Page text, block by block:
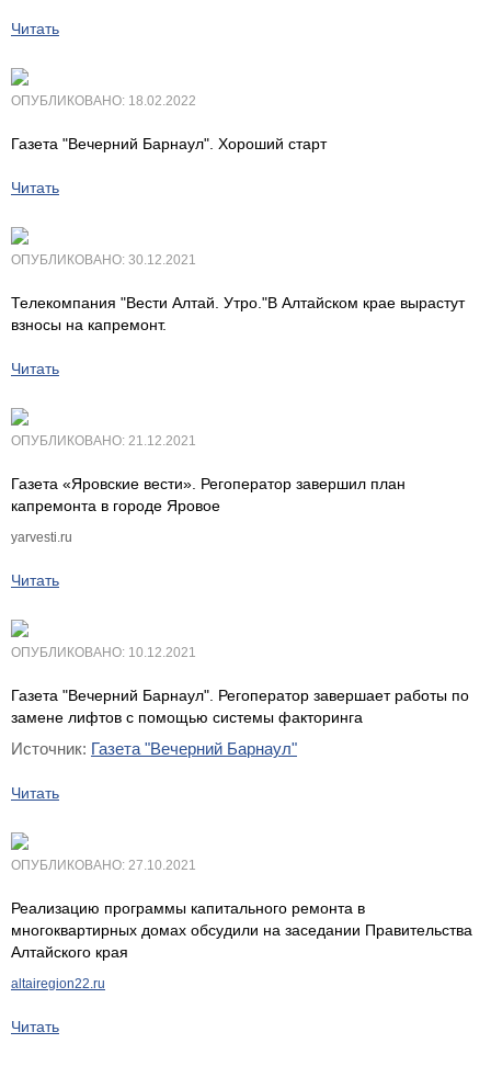
Читать
ОПУБЛИКОВАНО: 18.02.2022
Газета "Вечерний Барнаул". Хороший старт
Читать
ОПУБЛИКОВАНО: 30.12.2021
Телекомпания "Вести Алтай. Утро."В Алтайском крае вырастут
взносы на капремонт.
Читать
ОПУБЛИКОВАНО: 21.12.2021
Газета «Яровские вести». Регоператор завершил план
капремонта в городе Яровое
yarvesti.ru
Читать
ОПУБЛИКОВАНО: 10.12.2021
Газета "Вечерний Барнаул". Регоператор завершает работы по
замене лифтов с помощью системы факторинга
Источник: Газета "Вечерний Барнаул"
Читать
ОПУБЛИКОВАНО: 27.10.2021
Реализацию программы капитального ремонта в
многоквартирных домах обсудили на заседании Правительства
Алтайского края
altairegion22.ru
Читать